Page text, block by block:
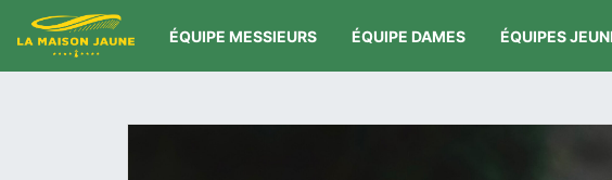
ÉQUIPE MESSIEURS ÉQUIPE DAMES ÉQUIPES